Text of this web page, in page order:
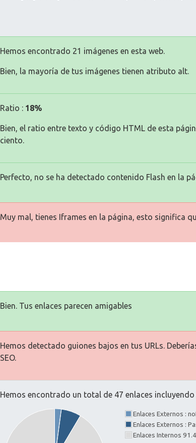
Hemos encontrado 21 imágenes en esta web.
Bien, la mayoría de tus imágenes tienen atributo alt.
Ratio : 18%
Bien, el ratio entre texto y código HTML de esta
ciento.
Perfecto, no se ha detectado contenido Flash en la
Muy mal, tienes Iframes en la página, esto significa
Bien. Tus enlaces parecen amigables
Hemos detectado guiones bajos en tus URLs.
SEO.
Hemos encontrado un total de 47 enlaces
Enlaces Externos :
Enlaces Externos :
Enlaces Internos